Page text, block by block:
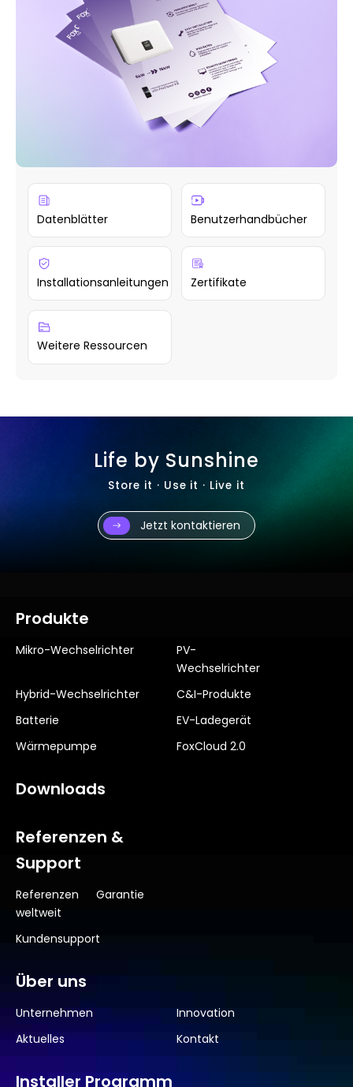
Datenblätter Benutzerhandbücher
Installationsanleitungen Zertifikate
Weitere Ressourcen
Life by Sunshine
Store it · Use it · Live it
Jetzt kontaktieren
Produkte
Mikro-Wechselrichter
PV-
Wechselrichter
Hybrid-Wechselrichter
C&I-Produkte
Batterie
EV-Ladegerät
Wärmepumpe
FoxCloud 2.0
Downloads
Referenzen &
Support
Referenzen
weltweit
Garantie
Kundensupport
Über uns
Unternehmen
Innovation
Aktuelles
Kontakt
Installer Programm